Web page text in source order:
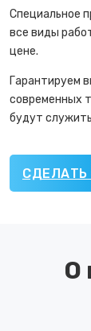
Специальное
все виды
цене.
Гарантируем
современных
будут
СДЕЛАТЬ
О